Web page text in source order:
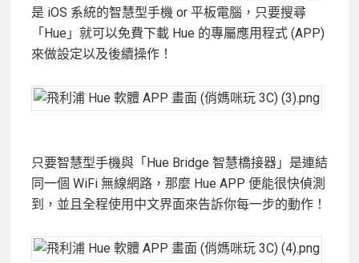
是 iOS 系統的智慧型手機 or 平板電腦，只要搜尋
「Hue」就可以免費下載 Hue 的專屬應用程式 (APP)
來做設定以及後續操作！
只要智慧型手機與「Hue Bridge 智慧橋接器」是連結
同一個 WiFi 無線網路，那麼 Hue APP 便能很快偵測
到，並且全程使用中文界面來告訴你每一步的動作！